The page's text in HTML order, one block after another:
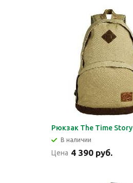
Рюкзак The Time Story
В наличии
Цена 4 390 руб.